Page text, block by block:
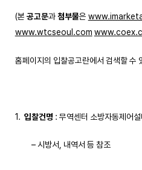
(본 공고문과첨부물은
www.wtcseoul.com
홈페이지의 입찰공고란에서 검색할 수
입찰건명 : 무역센터 소방자동제어
– 시방서, 내역서 등 참조